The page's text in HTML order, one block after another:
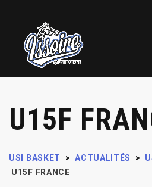
U15F
USI BASKET > ACTUALITÉS >
U15F FRANCE